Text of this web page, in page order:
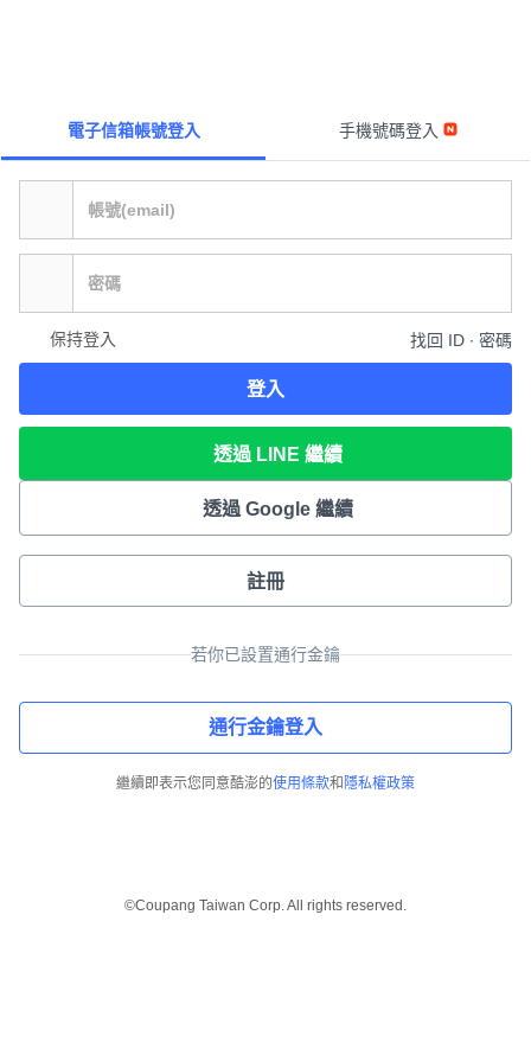
電子信箱帳號登入 手機號碼登入
保持登入 找回 ID ∙ 密碼
登入
透過 LINE 繼續
透過 Google 繼續
註冊
若你已設置通行金鑰
通行金鑰登入
繼續即表示您同意酷澎的使用條款和 隱私權政策
©Coupang Taiwan Corp. All rights reserved.